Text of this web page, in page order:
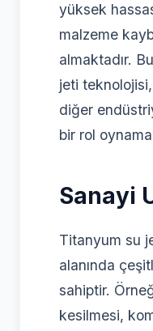
yüksek
malzeme
almaktadır.
jeti
diğer
bir rol
Sanayi
Titanyum su
alanında
sahiptir.
kesilmesi,